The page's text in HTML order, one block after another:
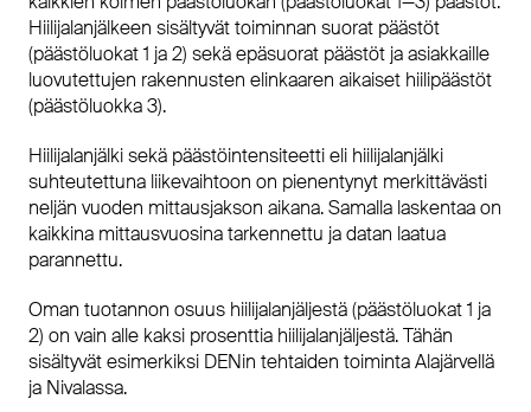
Hiilijalanjälkeen sisältyvät toiminnan suorat päästöt
(päästöluokat 1 ja 2) sekä epäsuorat päästöt ja asiakkaille
luovutettujen rakennusten elinkaaren aikaiset hiilipäästöt
(päästöluokka 3).
Hiilijalanjälki sekä päästöintensiteetti eli hiilijalanjälki
suhteutettuna liikevaihtoon on pienentynyt merkittävästi
neljän vuoden mittausjakson aikana. Samalla laskentaa on
kaikkina mittausvuosina tarkennettu ja datan laatua
parannettu.
Oman tuotannon osuus hiilijalanjäljestä (päästöluokat 1 ja
2) on vain alle kaksi prosenttia hiilijalanjäljestä. Tähän
sisältyvät esimerkiksi DENin tehtaiden toiminta Alajärvellä
ja Nivalassa.